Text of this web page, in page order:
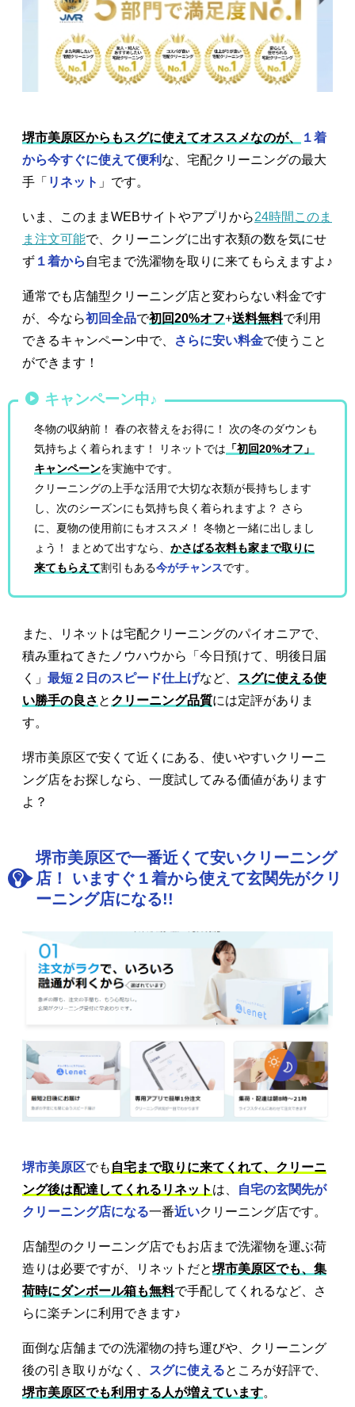
堺市美原区からもスグに使えてオススメなのが、
１着
から今すぐに使えて便利 な、宅配クリーニングの最大
手「 リネット 」です。
いま、このままWEBサイトやアプリから24時間このま
ま注文可能で、クリーニングに出す衣類の数を気にせ
ず １着から 自宅まで洗濯物を取りに来てもらえますよ♪
通常でも店舗型クリーニング店と変わらない料金です
が、今なら初回全品で初回20%オフ+送料無料で利用
できるキャンペーン中で、
さらに安い料金で使うこと
ができます！
キャンペーン中♪
冬物の収納前！ 春の衣替えをお得に！ 次の冬のダウンも
気持ちよく着られます！ リネットでは 「初回20%オフ」
キャンペーンを実施中です。
クリーニングの上手な活用で大切な衣類が長持ちします
し、次のシーズンにも気持ち良く着られますよ？ さら
に、夏物の使用前にもオススメ！ 冬物と一緒に出しまし
ょう！ まとめて出すなら、かさばる衣料も家まで取りに
来てもらえて割引もある今がチャンスです。
また、リネットは宅配クリーニングのパイオニアで、
積み重ねてきたノウハウから「今日預けて、明後日届
く」 最短２日のスピード仕上げなど、
スグに使える使
い勝手の良さ と クリーニング品質には定評がありま
す。
堺市美原区で安くて近くにある、使いやすいクリーニ
ング店をお探しなら、一度試してみる価値があります
よ？
堺市美原区で一番近くて安いクリーニング
店！ いますぐ１着から使えて玄関先がクリ
ーニング店になる!!
堺市美原区でも 自宅まで取りに来てくれて、クリーニ
ング後は配達してくれるリネット は、
自宅の玄関先が
クリーニング店になる一番近いクリーニング店です。
店舗型のクリーニング店でもお店まで洗濯物を運ぶ荷
造りは必要ですが、リネットだと堺市美原区でも、集
荷時にダンボール箱も無料で手配してくれるなど、さ
らに楽チンに利用できます♪
面倒な店舗までの洗濯物の持ち運びや、クリーニング
後の引き取りがなく、
スグに使えるところが好評で、
堺市美原区でも利用する人が増えています。